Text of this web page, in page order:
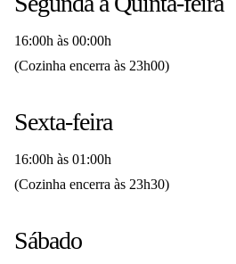
16:00h às 00:00h
(Cozinha encerra às 23h00)
Sexta-feira
16:00h às 01:00h
(Cozinha encerra às 23h30)
Sábado